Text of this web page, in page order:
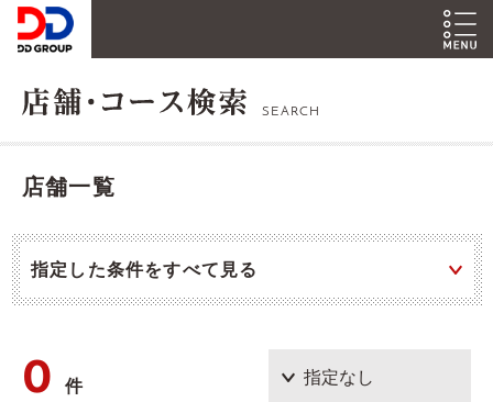
SEARCH
店舗一覧
指定した条件をすべて見る
0件